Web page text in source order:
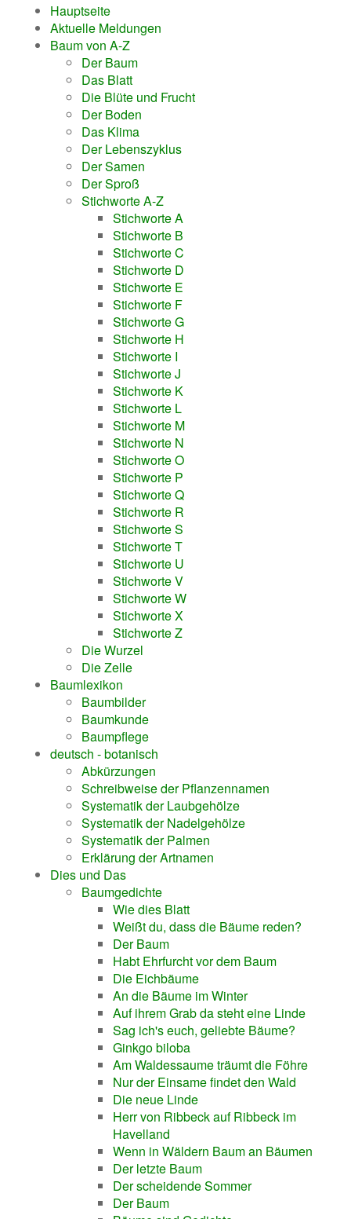
Hauptseite
Aktuelle Meldungen
Baum von A-Z
Der Baum
Das Blatt
Die Blüte und Frucht
Der Boden
Das Klima
Der Lebenszyklus
Der Samen
Der Sproß
Stichworte A-Z
Stichworte A
Stichworte B
Stichworte C
Stichworte D
Stichworte E
Stichworte F
Stichworte G
Stichworte H
Stichworte I
Stichworte J
Stichworte K
Stichworte L
Stichworte M
Stichworte N
Stichworte O
Stichworte P
Stichworte Q
Stichworte R
Stichworte S
Stichworte T
Stichworte U
Stichworte V
Stichworte W
Stichworte X
Stichworte Z
Die Wurzel
Die Zelle
Baumlexikon
Baumbilder
Baumkunde
Baumpflege
deutsch - botanisch
Abkürzungen
Schreibweise der Pflanzennamen
Systematik der Laubgehölze
Systematik der Nadelgehölze
Systematik der Palmen
Erklärung der Artnamen
Dies und Das
Baumgedichte
Wie dies Blatt
Weißt du, dass die Bäume reden?
Der Baum
Habt Ehrfurcht vor dem Baum
Die Eichbäume
An die Bäume im Winter
Auf ihrem Grab da steht eine Linde
Sag ich's euch, geliebte Bäume?
Ginkgo biloba
Am Waldessaume träumt die Föhre
Nur der Einsame findet den Wald
Die neue Linde
Herr von Ribbeck auf Ribbeck im
Havelland
Wenn in Wäldern Baum an Bäumen
Der letzte Baum
Der scheidende Sommer
Der Baum